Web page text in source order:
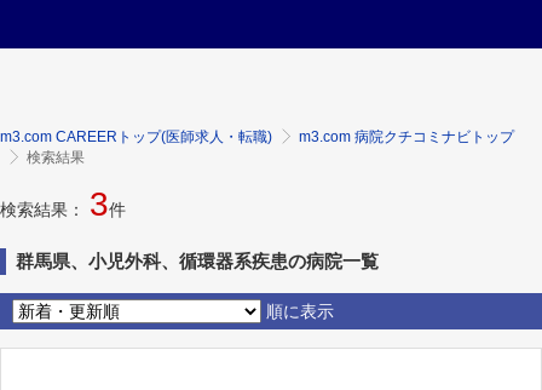
m3.com CAREERトップ(医師求人・転職)
m3.com 病院クチコミナビトップ
検索結果
検索結果： 3件
群馬県、小児外科、循環器系疾患の病院一覧
順に表示